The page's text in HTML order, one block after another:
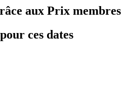
aux Prix membres
ces dates